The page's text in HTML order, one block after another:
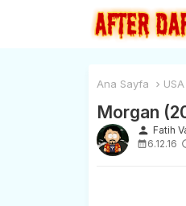
Ana Sayfa USA
Morgan
person Fatih
6.12.16